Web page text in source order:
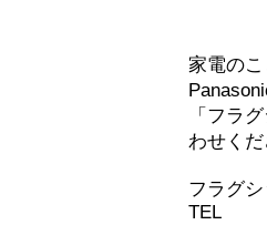
エアコン エオリアXSシリー
家電の
「フラ
わせく
フラグ
TEL